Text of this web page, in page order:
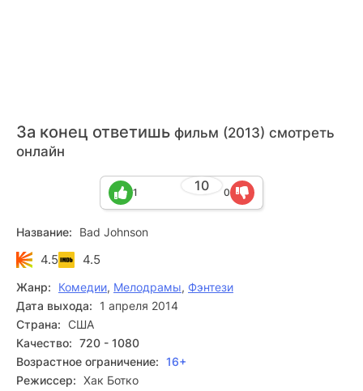
За конец ответишь фильм (2013) смотреть
онлайн
10
1 0
Название: Bad Johnson
4.5 4.5
Жанр: Комедии, Мелодрамы, Фэнтези
Дата выхода:
1 апреля 2014
Страна: США
Качество: 720 - 1080
Возрастное ограничение: 16+
Режиссер: Хак Ботко